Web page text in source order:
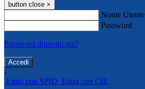
button close ×
Nome Utente
Password
Password dimenticata?
-
Entra con SPID Entra con CIE